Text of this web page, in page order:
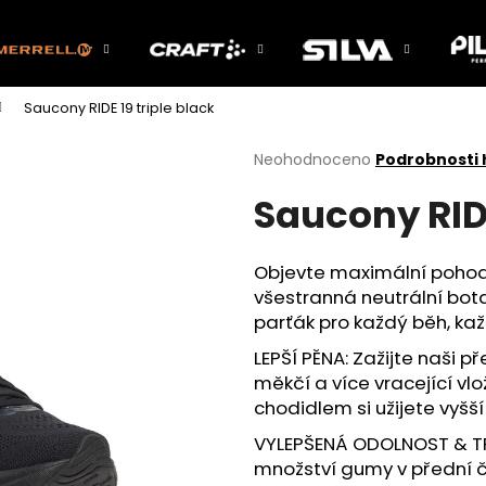
Saucony RIDE 19 triple black
Průměrné
produktu
je
z
5
hvězdiček.
Neohodnoceno Podrobnosti
Saucony
Objevte maximální
všestranná neutrální
parťák pro každý běh,
LEPŠÍ PĚNA: Zažijte naši
měkčí a více vracející
chodidlem si užijete
VYLEPŠENÁ ODOLNOST
množství gumy v přední
Co potřebujete najít?
HLEDAT